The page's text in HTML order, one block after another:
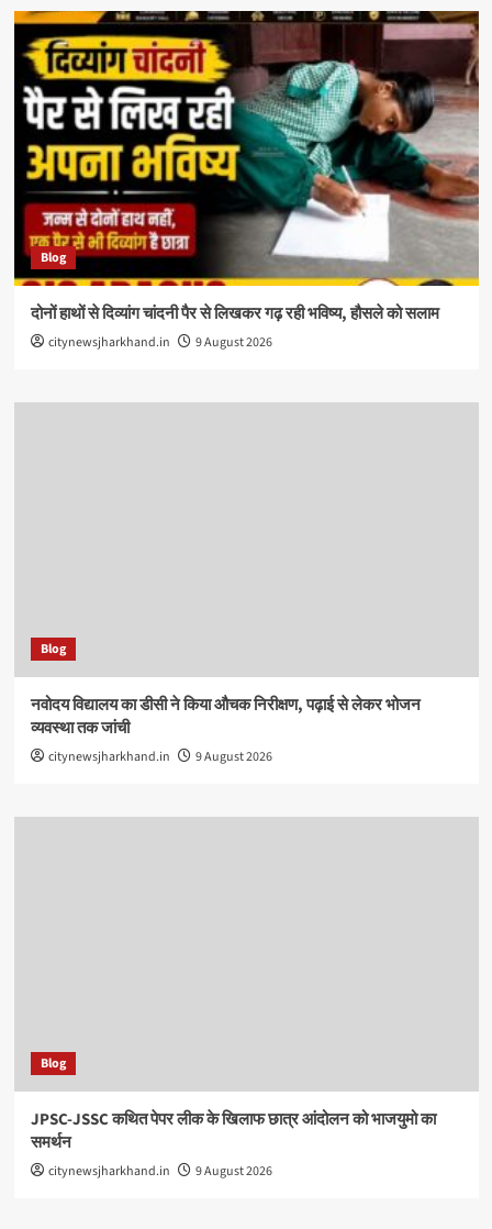
Blog
दोनों हाथों से दिव्यांग चांदनी पैर से लिखकर गढ़ रही भविष्य, हौसले को सलाम
citynewsjharkhand.in 9 August 2026
Blog
नवोदय विद्यालय का डीसी ने किया औचक निरीक्षण, पढ़ाई से लेकर भोजन
व्यवस्था तक जांची
citynewsjharkhand.in 9 August 2026
Blog
JPSC-JSSC कथित पेपर लीक के खिलाफ छात्र आंदोलन को भाजयुमो का
समर्थन
citynewsjharkhand.in 9 August 2026